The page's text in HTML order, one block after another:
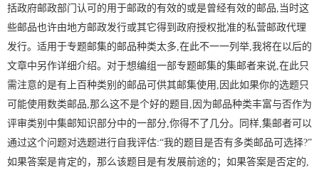
括政府邮政部门认可的用于邮政的有效的或是曾经有效的邮品,当时这
些邮品也许由地方邮政发行或其它得到政府授权批准的私营邮政代理
发行。适用于专题邮集的邮品种类太多,在此不一一列举,我将在以后的
文章中另作详细介绍。对于想编组一部专题邮集的集邮者来说,在此只
需注意的是有上百种类别的邮品可供其邮集使用,因此如果你的选题只
可能使用数类邮品,那么这不是个好的题目,因为邮品种类丰富与否作为
评审类别中集邮知识部分中的一部分,你得不了几分。同样,集邮者可以
通过这个问题对选题进行自我评估:“我的题目是否有多类邮品可选择?”
如果答案是肯定的，那么该题目是有发展前途的；如果答案是否定的,